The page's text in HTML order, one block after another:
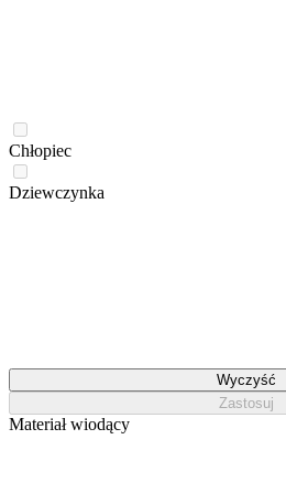
Chłopiec
Dziewczynka
Wyczyść
Zastosuj
Materiał wiodący